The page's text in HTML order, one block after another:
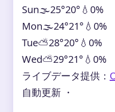
Sun🌫️25°20° 💧0%
Mon🌫️24°21° 💧0%
Tue⛅28°20° 💧0%
Wed⛅29°21° 💧0%
ライブデータ提供：
自動更新 ・